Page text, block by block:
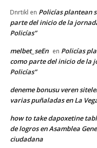
Dnrtikl en Policías plantean
parte del inicio de la
Policías”
melbet_seEn en Policías
como parte del inicio de la
Policías”
deneme bonusu veren
varias puñaladas en La
how to take dapoxetine
de logros en Asamblea
ciudadana